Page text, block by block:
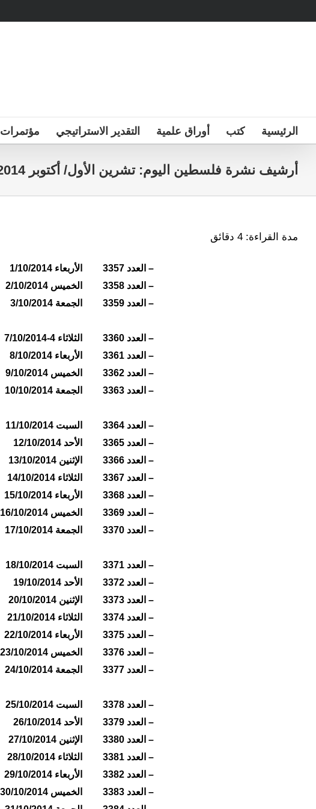
to
الرئيسية كتب أوراق علمية التقدير الاستراتيجي مؤتمرات
أرشيف نشرة فلسطين اليوم: تشرين الأول/ أكتوبر 2014
مدة القراءة: 4 دقائق
– العدد 3357 الأربعاء 1/10/2014
– العدد 3358
الخميس 2/10/2014
– العدد 3359
الجمعة 3/10/2014
– العدد 3360 الثلاثاء 4-7/10/2014
– العدد 3361
الأربعاء 8/10/2014
– العدد 3362
الخميس 9/10/2014
– العدد 3363
الجمعة 10/10/2014
– العدد 3364 السبت 11/10/2014
– العدد 3365
الأحد 12/10/2014
– العدد 3366
الإثنين 13/10/2014
– العدد 3367
الثلاثاء 14/10/2014
– العدد 3368
الأربعاء 15/10/2014
– العدد 3369
الخميس 16/10/2014
– العدد 3370
الجمعة 17/10/2014
– العدد 3371 السبت 18/10/2014
– العدد 3372
الأحد 19/10/2014
– العدد 3373
الإثنين 20/10/2014
– العدد 3374
الثلاثاء 21/10/2014
– العدد 3375
الأربعاء 22/10/2014
– العدد 3376
الخميس 23/10/2014
– العدد 3377
الجمعة 24/10/2014
– العدد 3378 السبت 25/10/2014
– العدد 3379
الأحد 26/10/2014
– العدد 3380
الإثنين 27/10/2014
– العدد 3381
الثلاثاء 28/10/2014
– العدد 3382
الأربعاء 29/10/2014
– العدد 3383
الخميس 30/10/2014